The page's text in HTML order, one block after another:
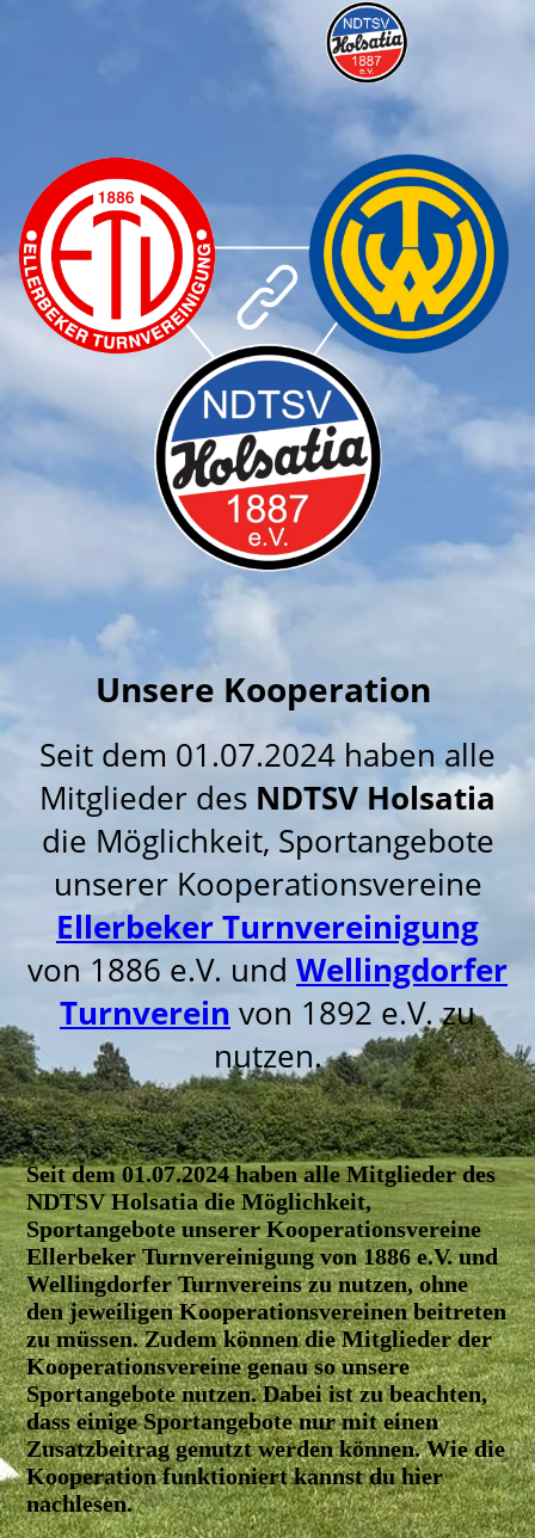
Infos
NDTSV Holsatia
Unsere Kooperation
Seit dem 01.07.2024 haben alle
Mitglieder des NDTSV Holsatia
die Möglichkeit, Sportangebote
unserer Kooperationsvereine
Ellerbeker Turnvereinigung
von 1886 e.V. und Wellingdorfer
Turnverein von 1892 e.V. zu
nutzen.
Seit dem 01.07.2024 haben alle Mitglieder des
NDTSV Holsatia die Möglichkeit,
Sportangebote unserer Kooperationsvereine
Ellerbeker Turnvereinigung von 1886 e.V. und
Wellingdorfer Turnvereins zu nutzen, ohne
den jeweiligen Kooperationsvereinen beitreten
zu müssen. Zudem können die Mitglieder der
Kooperationsvereine genau so unsere
Sportangebote nutzen. Dabei ist zu beachten,
dass einige Sportangebote nur mit einen
Zusatzbeitrag genutzt werden können. Wie die
Kooperation funktioniert kannst du hier
nachlesen.